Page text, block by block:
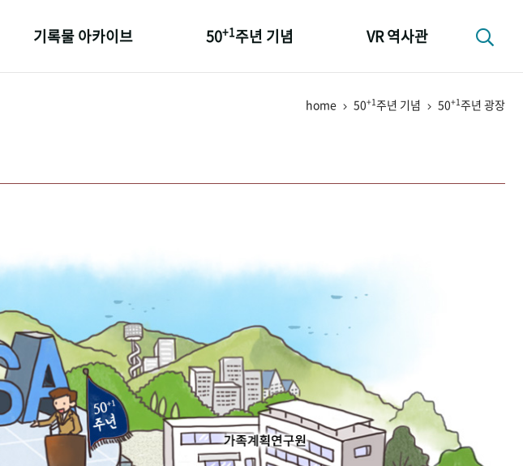
기록물 아카이브 50+1주년 기념 VR 역사관
home 50+1주년 기념 50+1주년 광장